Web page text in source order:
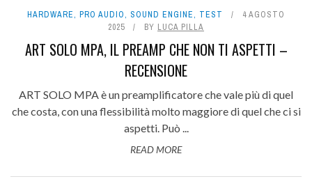
HARDWARE, PRO AUDIO, SOUND ENGINE, TEST
4 AGOSTO
2025
BY LUCA PILLA
ART SOLO MPA, IL PREAMP CHE NON TI ASPETTI –
RECENSIONE
ART SOLO MPA è un preamplificatore che vale più di quel
che costa, con una flessibilità molto maggiore di quel che ci si
aspetti. Può ...
READ MORE